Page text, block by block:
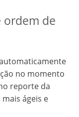
ordem de
no momento
reporte da
ágeis e